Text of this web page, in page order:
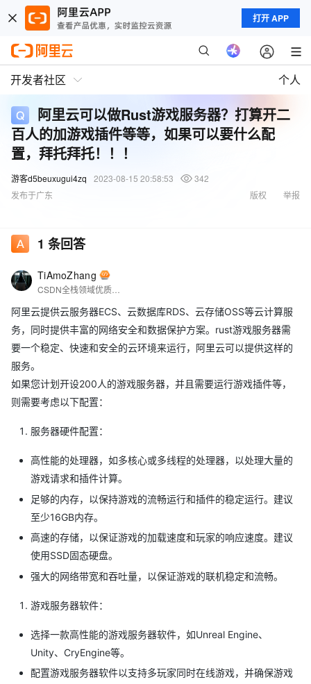
打开 APP
开发者社区 个人
阿里云可以做Rust游戏服务器？打算开二
百人的加游戏插件等等，如果可以要什么配
置，拜托拜托！！！
游客d5beuxugui4zq 2023-08-15 20:58:53
342
发布于广东
举报
版权
1 条回答
TiAmoZhang
阿里云提供云服务器ECS、云数据库RDS、云存储OSS等云计算服
务，同时提供丰富的网络安全和数据保护方案。rust游戏服务器需
要一个稳定、快速和安全的云环境来运行，阿里云可以提供这样的
服务。
如果您计划开设200人的游戏服务器，并且需要运行游戏插件等，
则需要考虑以下配置：
服务器硬件配置：
高性能的处理器，如多核心或多线程的处理器，以处理大量的
游戏请求和插件计算。
足够的内存，以保持游戏的流畅运行和插件的稳定运行。建议
至少16GB内存。
高速的存储，以保证游戏的加载速度和玩家的响应速度。建议
使用SSD固态硬盘。
强大的网络带宽和吞吐量，以保证游戏的联机稳定和流畅。
游戏服务器软件：
选择一款高性能的游戏服务器软件，如Unreal Engine、
Unity、CryEngine等。
配置游戏服务器软件以支持多玩家同时在线游戏，并确保游戏